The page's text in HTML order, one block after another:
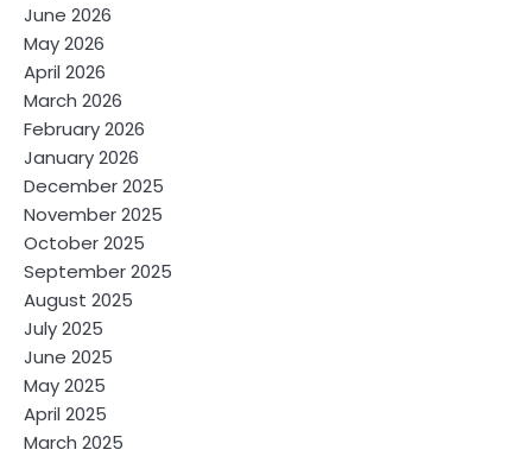
June 2026
May 2026
April 2026
March 2026
February 2026
January 2026
December 2025
November 2025
October 2025
September 2025
August 2025
July 2025
June 2025
May 2025
April 2025
March 2025